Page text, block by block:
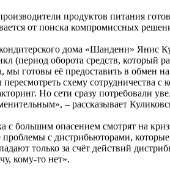
продуктов питания
от поиска компромиссных
дома «Шандени» Янис
(период оборота средств, который
мы готовы её предоставить в
схему сотрудничества
Но сети сразу потребовали
– рассказывает
с большим опасением смотрят на
с дистрибьюторами,
только за счёт действий
кому-то нет».